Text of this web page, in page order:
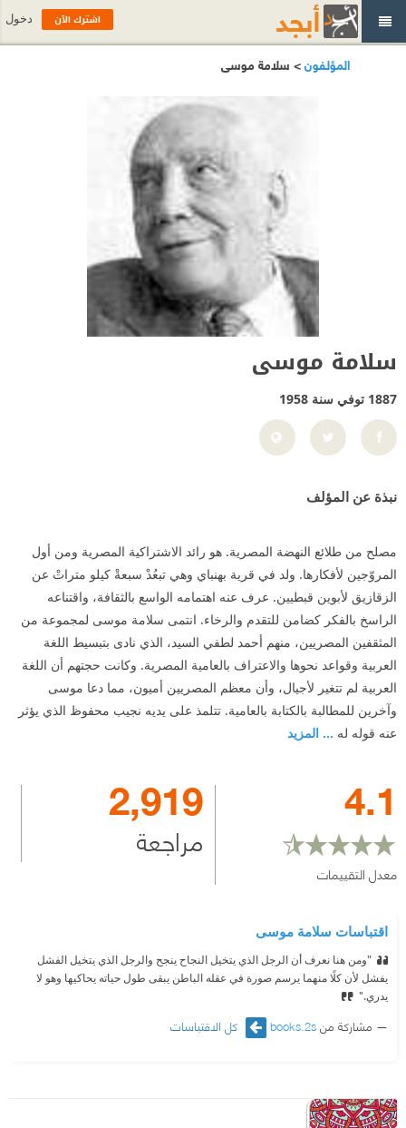
المؤلفون> سلامة موسى
سلامة موسى
1887 توفي سنة 1958
نبذة عن المؤلف
مصلح من طلائع النهضة المصرية. هو رائد الاشتراكية المصرية ومن أول
المروّجين لأفكارها. ولد في قرية بهنباي وهي تبعُدْ سبعةْ كيلو متراتْ عن
الزقازيق لأبوين قبطيين. عرف عنه اهتمامه الواسع بالثقافة، واقتناعه
الراسخ بالفكر كضامن للتقدم والرخاء. انتمى سلامة موسى لمجموعة من
المثقفين المصريين، منهم أحمد لطفي السيد، الذي نادى بتبسيط اللغة
العربية وقواعد نحوها والاعتراف بالعامية المصرية. وكانت حجتهم أن اللغة
العربية لم تتغير لأجيال، وأن معظم المصريين أميون، مما دعا موسى
وآخرين للمطالبة بالكتابة بالعامية. تتلمذ على يديه نجيب محفوظ الذي يؤثر
عنه قوله له ... المزيد
4.1
معدل التقييمات
2,919
مراجعة
اقتباسات سلامة موسى
"ومن هنا نعرف أن الرجل الذي يتخيل النجاح ينجح والرجل الذي يتخيل الفشل
يفشل لأن كلًا منهما يرسم صورة في عقله الباطن يبقى طول حياته يحاكيها وهو لا
يدري."
مشاركة منbooks.2s كل الاقتباسات
اشترك الآن دخول